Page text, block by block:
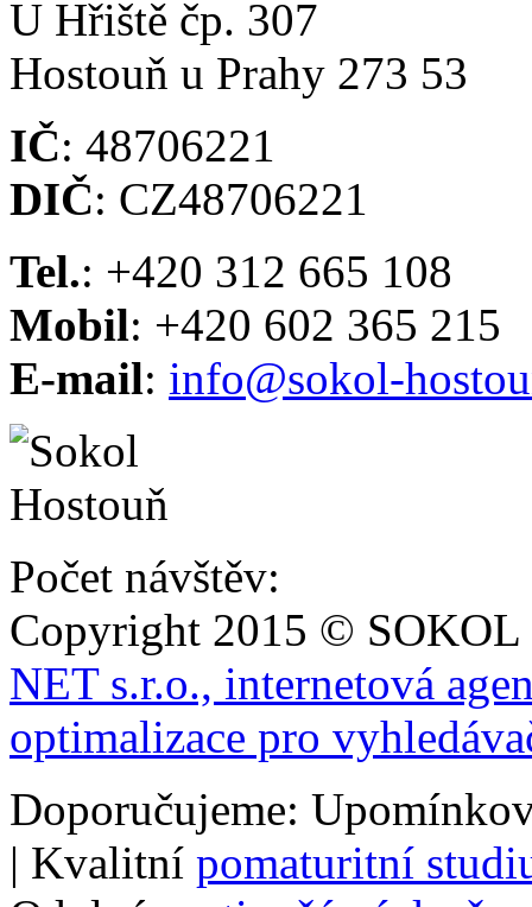
U Hřiště čp. 307
Hostouň u Prahy 273 53
IČ: 48706221
DIČ: CZ48706221
Tel.: +420 312 665 108
Mobil: +420 602 365 215
E-mail: info@sokol-
Počet návštěv:
Copyright 2015 ©
NET s.r.o., internetová
optimalizace pro
Doporučujeme:
| Kvalitní pomaturitní